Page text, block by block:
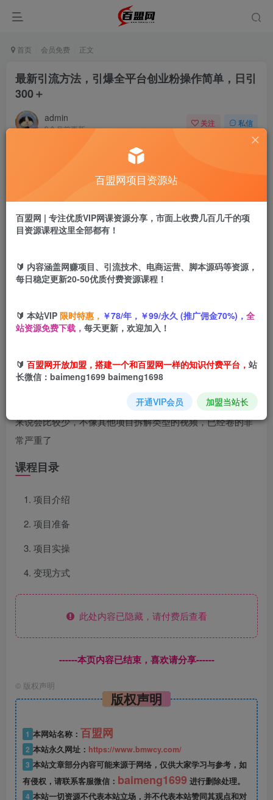
首页 会员免费 正文
最新引流方法，引爆全平台创业粉操作简单，日引
300＋
admin
9个月前更新
关注 私信
最新引流方法，引爆全平台创业粉操作简单，日引300＋
盟币 9.9
立即购买
通过聊天对话的形式，展现项目的核心，达到引流创业粉的
目的。目前为止还没有多少人在做这种引流方法，竞争相对
来说会比较少，不像其他项目拆解类型的视频，已经卷的非
常严重了
课程目录
项目介绍
项目准备
项目实操
变现方式
此处内容已隐藏，请付费后查看
------本页内容已结束，喜欢请分享------
© 版权声明
版权声明
1 本网站名称： 百盟网
2 本站永久网址： https://www.bmwcy.com/
3 本站文章部分内容可能来源于网络，仅供大家学习与参考，如
有侵权，请联系客服微信： baimeng1699 进行删除处理。
4 本站一切资源不代表本站立场，并不代表本站赞同其观点和对
百盟网项目资源站
百盟网 | 专注优质VIP网课资源分享，市面上收费几百几千的项
目资源课程这里全部都有！
🔰 内容涵盖网赚项目、引流技术、电商运营、脚本源码等资源，
每日稳定更新20-50优质付费资源课程！
🔰 本站VIP 限时特惠， ￥78/年，￥99/永久 (推广佣金70%)， 全
站资源免费下载， 每天更新，欢迎加入！
🔰 百盟网开放加盟，搭建一个和百盟网一样的知识付费平台， 站
长微信：baimeng1699 baimeng1698
开通VIP会员 加盟当站长